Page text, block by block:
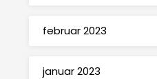
februar 2023
januar 2023